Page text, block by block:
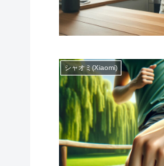
シャオミ(Xiaomi)